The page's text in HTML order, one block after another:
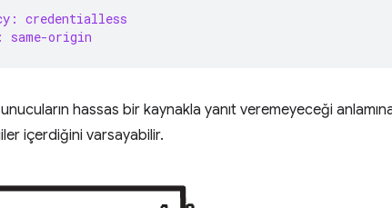
credentialless
same-origin
hassas bir kaynakla yanıt veremeyeceği
içerdiğini varsayabilir.